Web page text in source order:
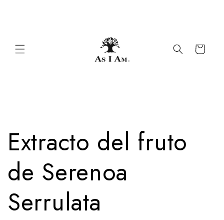
Carrito
Extracto del fruto
de Serenoa
Serrulata